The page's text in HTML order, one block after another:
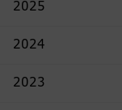
2025
2024
2023